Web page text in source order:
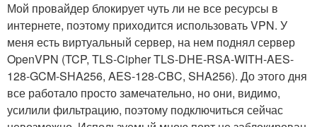
Мой провайдер блокирует чуть ли не все ресурсы в
интернете, поэтому приходится использовать VPN. У
меня есть виртуальный сервер, на нем поднял сервер
OpenVPN (TCP, TLS-Cipher TLS-DHE-RSA-WITH-AES-
128-GCM-SHA256, AES-128-CBC, SHA256). До этого дня
все работало просто замечательно, но они, видимо,
усилили фильтрацию, поэтому подключиться сейчас